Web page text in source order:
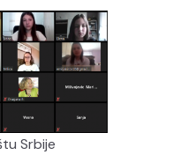
Srbije